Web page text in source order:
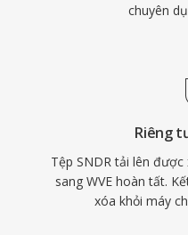
chuyên
Riêng
Tệp SNDR tải lên
sang WVE hoàn tất.
xóa khỏi máy